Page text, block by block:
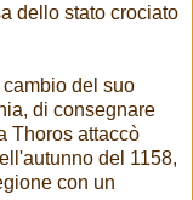
dello stato crociato
del suo
di consegnare
Thoros attaccò
del 1158,
con un